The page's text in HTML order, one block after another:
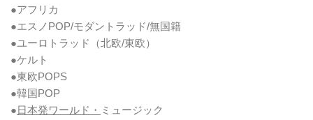
●アフリカ
●エスノPOP/モダントラッド/無国籍
●ユーロトラッド（北欧/東欧）
●ケルト
●東欧POPS
●韓国POP
●日本発ワールド・ ミュージック